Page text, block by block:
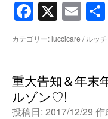
Facebook
X
カテゴリー:luccicare / ルッ
重大告知＆年末
ルゾン♡!
投稿日: 2017/12/29 作